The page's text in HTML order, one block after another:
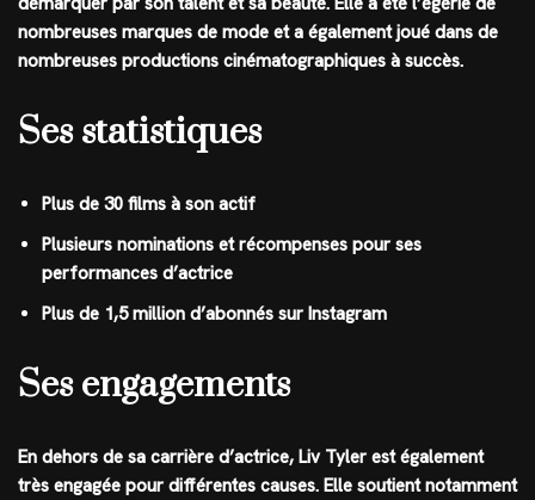
nombreuses marques de mode et a également joué dans de
nombreuses productions cinématographiques à succès.
Ses statistiques
Plus de 30 films à son actif
Plusieurs nominations et récompenses pour ses
performances d’actrice
Plus de 1,5 million d’abonnés sur Instagram
Ses engagements
En dehors de sa carrière d’actrice, Liv Tyler est également
très engagée pour différentes causes. Elle soutient notamment